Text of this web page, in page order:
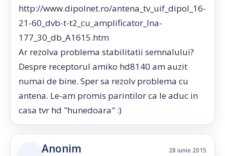
http://www.dipolnet.ro/antena_tv_uif_dipol_16-
21-60_dvb-t-t2_cu_amplificator_lna-
177_30_db_A1615.htm
Ar rezolva problema stabilitatii semnalului?
Despre receptorul amiko hd8140 am auzit
numai de bine. Sper sa rezolv problema cu
antena. Le-am promis parintilor ca le aduc in
casa tvr hd "hunedoara" :)
Anonim 28 iunie 2015